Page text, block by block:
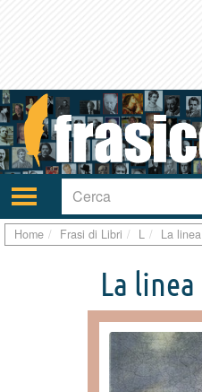
Attiva/disattiva
navigazione
Home Frasi di Libri L La
La